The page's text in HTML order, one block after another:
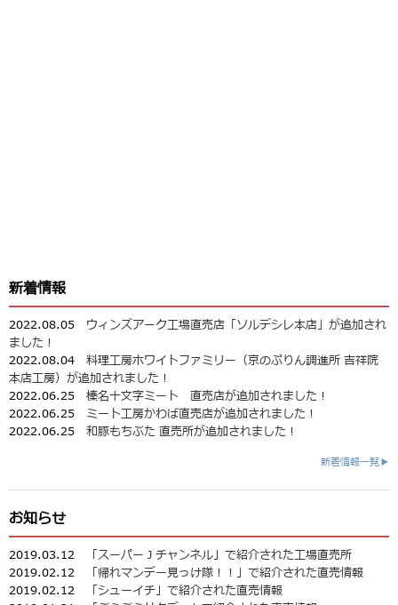
新着情報
2022.08.05 ウィンズアーク工場直売店「ソルデシレ本店」が追加され
ました！
2022.08.04 料理工房ホワイトファミリー（京のぷりん調進所 吉祥院
本店工房）が追加されました！
2022.06.25 榛名十文字ミート 直売店が追加されました！
2022.06.25 ミート工房かわば直売店が追加されました！
2022.06.25 和豚もちぶた 直売所が追加されました！
新着情報一覧▶
お知らせ
2019.03.12
「スーパーＪチャンネル」で紹介された工場直売所
2019.02.12
「帰れマンデー見っけ隊！！」で紹介された直売情報
2019.02.12
「シューイチ」で紹介された直売情報